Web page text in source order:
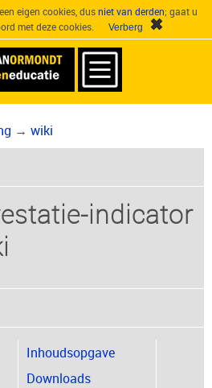
eigen cookies, dusniet van derden; gaat u
met deze cookies.
→ wiki
indicator
Inhoudsopgave
Downloads